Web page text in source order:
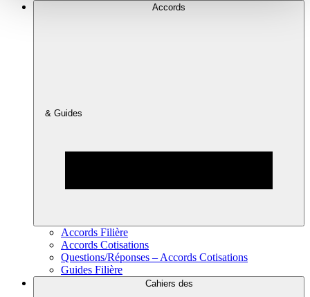
Accords
& Guides
Accords Filière
Accords Cotisations
Questions/Réponses – Accords Cotisations
Guides Filière
Cahiers des